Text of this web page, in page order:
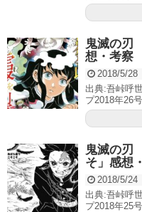
鬼滅の刃
想・考察
2018/5/28
出典:吾峠呼
プ2018年26
鬼滅の刃
そ」感想
2018/5/24
出典:吾峠呼
プ2018年25